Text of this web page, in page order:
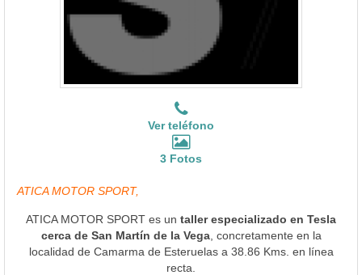
Ver teléfono
3 Fotos
ATICA MOTOR SPORT,
ATICA MOTOR SPORT es un taller especializado en Tesla
cerca de San Martín de la Vega, concretamente en la
localidad de Camarma de Esteruelas a 38.86 Kms. en línea
recta.